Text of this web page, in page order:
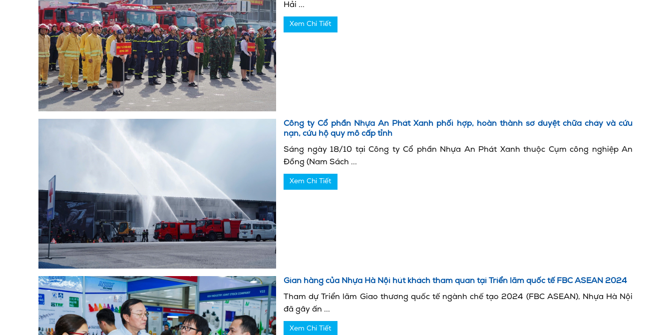
Hải ...
Xem Chi Tiết
Công ty Cổ phần Nhựa An Phát Xanh phối hợp, hoàn thành sơ duyệt chữa cháy và cứu
nạn, cứu hộ quy mô cấp tỉnh
Sáng ngày 18/10 tại Công ty Cổ phần Nhựa An Phát Xanh thuộc Cụm công nghiệp An
Đồng (Nam Sách ...
Xem Chi Tiết
Gian hàng của Nhựa Hà Nội hút khách tham quan tại Triển lãm quốc tế FBC ASEAN 2024
Tham dự Triển lãm Giao thương quốc tế ngành chế tạo 2024 (FBC ASEAN), Nhựa Hà Nội
đã gây ấn ...
Xem Chi Tiết